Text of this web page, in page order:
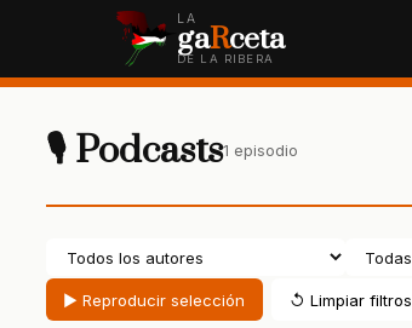
LA
gaRceta
DE LA RIBERA
🎙 Podcasts1 episodio
▶ Reproducir selección ↺ Limpiar filtros